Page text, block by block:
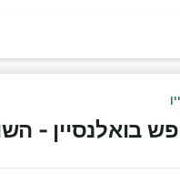
בואלנסיין -